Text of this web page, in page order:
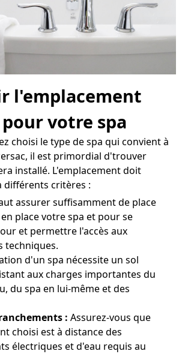
l'emplacement
votre spa
choisi le type de spa qui convient à
il est primordial d'trouver
installé. L'emplacement doit
différents critères :
assurer suffisamment de place
place votre spa et pour se
et permettre l'accès aux
techniques.
d'un spa nécessite un sol
aux charges importantes du
du spa en lui-même et des
: Assurez-vous que
choisi est à distance des
électriques et d'eau requis au